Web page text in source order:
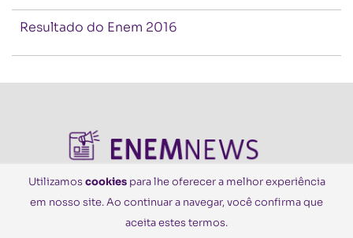
Resultado do Enem 2016
© Todos os Direitos Reservados
Utilizamoscookiespara lhe oferecer a melhor experiência
em nosso site. Ao continuar a navegar, você confirma que
aceita estes termos.